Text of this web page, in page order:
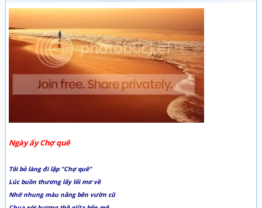
Ngày ấy Chợ quê
Tôi bỏ làng đi lập “Chợ quê”
Lúc buồn thương lấy lối mơ về
Nhớ nhung màu nắng bên vườn cũ